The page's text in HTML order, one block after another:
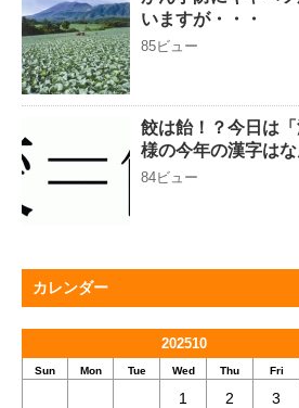
いますが・・・
85ビュー
餃は飴！？今日は
様の今年の漢字は
84ビュー
カレンダー
202510
Sun Mon Tue Wed Thu Fri
1 2 3